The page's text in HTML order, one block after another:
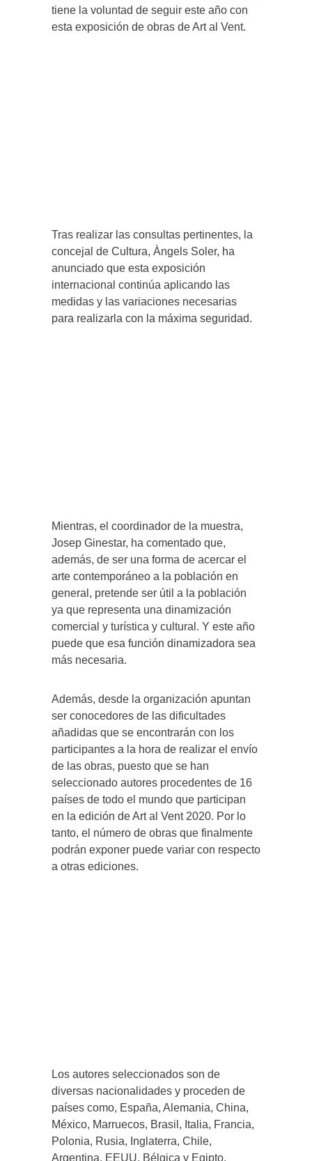
tiene la voluntad de seguir este año con
esta exposición de obras de Art al Vent.
Tras realizar las consultas pertinentes, la
concejal de Cultura, Àngels Soler, ha
anunciado que esta exposición
internacional continúa aplicando las
medidas y las variaciones necesarias
para realizarla con la máxima seguridad.
Mientras, el coordinador de la muestra,
Josep Ginestar, ha comentado que,
además, de ser una forma de acercar el
arte contemporáneo a la población en
general, pretende ser útil a la población
ya que representa una dinamización
comercial y turística y cultural. Y este año
puede que esa función dinamizadora sea
más necesaria.
Además, desde la organización apuntan
ser conocedores de las dificultades
añadidas que se encontrarán con los
participantes a la hora de realizar el envío
de las obras, puesto que se han
seleccionado autores procedentes de 16
países de todo el mundo que participan
en la edición de Art al Vent 2020. Por lo
tanto, el número de obras que finalmente
podrán exponer puede variar con respecto
a otras ediciones.
Los autores seleccionados son de
diversas nacionalidades y proceden de
países como, España, Alemania, China,
México, Marruecos, Brasil, Italia, Francia,
Polonia, Rusia, Inglaterra, Chile,
Argentina, EEUU, Bélgica y Egipto.